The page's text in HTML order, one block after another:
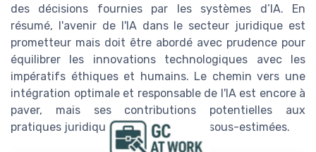
des décisions fournies par les systèmes d’IA. En
résumé, l'avenir de l'IA dans le secteur juridique est
prometteur mais doit être abordé avec prudence pour
équilibrer les innovations technologiques avec les
impératifs éthiques et humains. Le chemin vers une
intégration optimale et responsable de l'IA est encore à
paver, mais ses contributions potentielles aux
pratiques juridiques ne peuvent être sous-estimées.